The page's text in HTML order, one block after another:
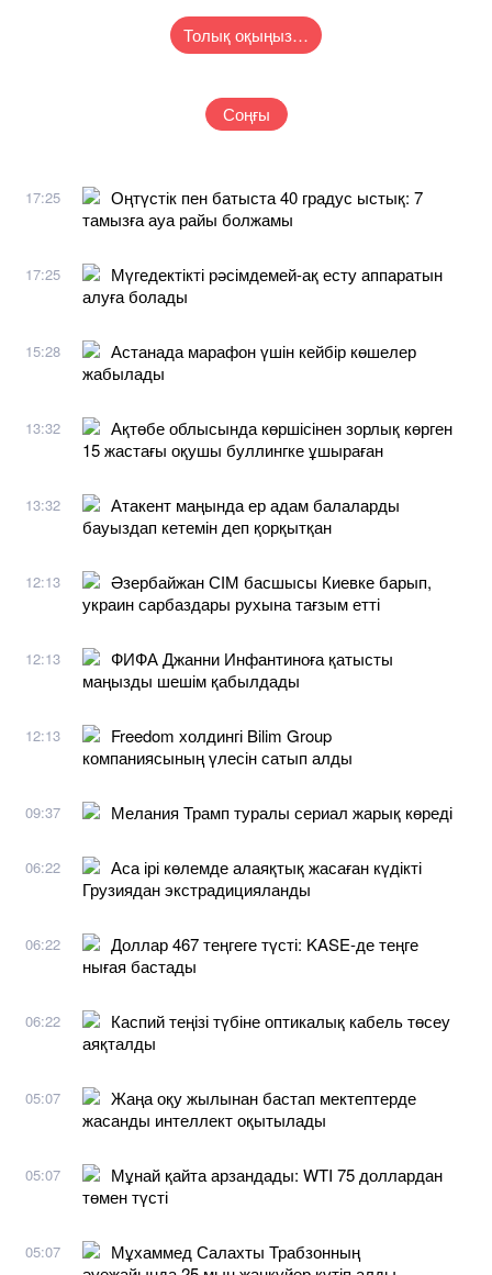
Толық оқыңыз…
Соңғы
17:25
Оңтүстік пен батыста 40 градус ыстық: 7
тамызға ауа райы болжамы
17:25
Мүгедектікті рәсімдемей-ақ есту аппаратын
алуға болады
15:28
Астанада марафон үшін кейбір көшелер
жабылады
13:32
Ақтөбе облысында көршісінен зорлық көрген
15 жастағы оқушы буллингке ұшыраған
13:32
Атакент маңында ер адам балаларды
бауыздап кетемін деп қорқытқан
12:13
Әзербайжан СІМ басшысы Киевке барып,
украин сарбаздары рухына тағзым етті
12:13
ФИФА Джанни Инфантиноға қатысты
маңызды шешім қабылдады
12:13
Freedom холдингі Bilim Group
компаниясының үлесін сатып алды
09:37 Мелания Трамп туралы сериал жарық көреді
06:22
Аса ірі көлемде алаяқтық жасаған күдікті
Грузиядан экстрадицияланды
06:22
Доллар 467 теңгеге түсті: KASE-де теңге
нығая бастады
06:22
Каспий теңізі түбіне оптикалық кабель төсеу
аяқталды
05:07
Жаңа оқу жылынан бастап мектептерде
жасанды интеллект оқытылады
05:07
Мұнай қайта арзандады: WTI 75 доллардан
төмен түсті
05:07
Мұхаммед Салахты Трабзонның